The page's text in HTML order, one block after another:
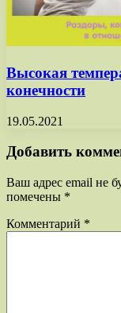
Высокая
конечности
19.05.2021
Добавить
Ваш адрес email не
помечены *
Комментарий *